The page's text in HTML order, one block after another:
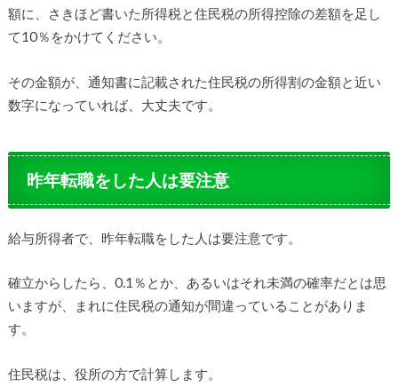
額に、さきほど書いた所得税と住民税の所得控除の差額を足し
て10％をかけてください。
その金額が、通知書に記載された住民税の所得割の金額と近い
数字になっていれば、大丈夫です。
昨年転職をした人は要注意
給与所得者で、昨年転職をした人は要注意です。
確立からしたら、0.1％とか、あるいはそれ未満の確率だとは思
いますが、まれに住民税の通知が間違っていることがありま
す。
住民税は、役所の方で計算します。